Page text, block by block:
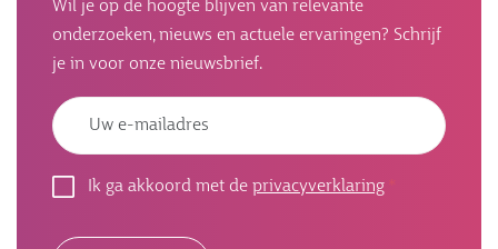
Wil je op de hoogte blijven van relevante
onderzoeken, nieuws en actuele ervaringen? Schrijf
je in voor onze nieuwsbrief.
Ik ga akkoord met de privacyverklaring